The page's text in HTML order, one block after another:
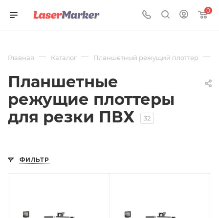
0
Планшетные
режущие плоттеры
для резки ПВХ
32
Главная — Каталог — Планшетный режущий плоттер —
ФИЛЬТР